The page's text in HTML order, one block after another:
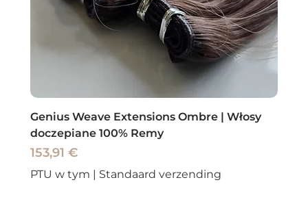
Genius Weave Extensions Ombre | Włosy
doczepiane 100% Remy
Cena
153,91 €
PTU w tym | Standaard verzending